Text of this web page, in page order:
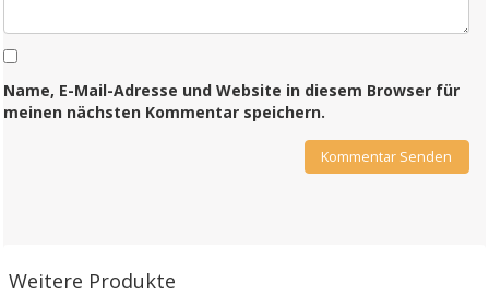
Name, E-Mail-Adresse und Website in diesem Browser für
meinen nächsten Kommentar speichern.
Weitere Produkte